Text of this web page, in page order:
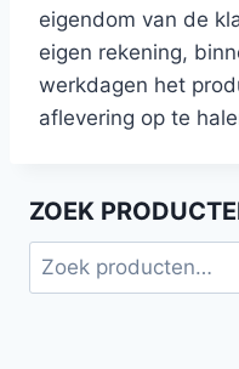
eigendom van de
eigen rekening,
werkdagen het
aflevering op te
ZOEK
Zoeken
naar: